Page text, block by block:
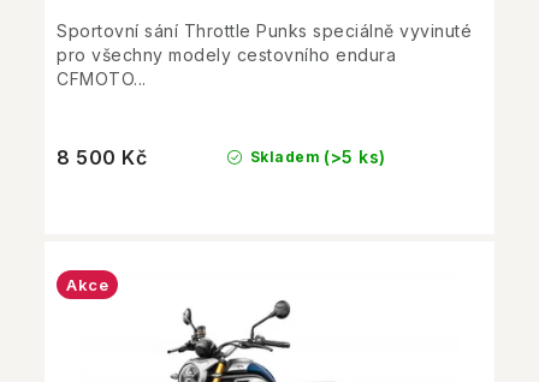
Skladem (>5 ks)
8 500 Kč
Sportovní sání Throttle Punks speciálně vyvinuté
pro všechny modely cestovního endura
CFMOTO...
Akce